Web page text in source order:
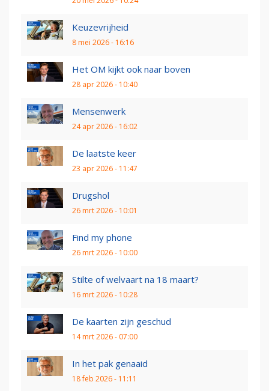
Keuzevrijheid
8 mei 2026 - 16:16
Het OM kijkt ook naar boven
28 apr 2026 - 10:40
Mensenwerk
24 apr 2026 - 16:02
De laatste keer
23 apr 2026 - 11:47
Drugshol
26 mrt 2026 - 10:01
Find my phone
26 mrt 2026 - 10:00
Stilte of welvaart na 18 maart?
16 mrt 2026 - 10:28
De kaarten zijn geschud
14 mrt 2026 - 07:00
In het pak genaaid
18 feb 2026 - 11:11